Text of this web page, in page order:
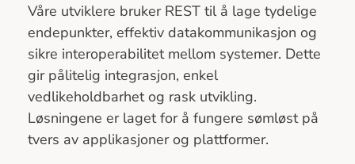
Våre utviklere bruker REST til å lage tydelige
endepunkter, effektiv datakommunikasjon og
sikre interoperabilitet mellom systemer. Dette
gir pålitelig integrasjon, enkel
vedlikeholdbarhet og rask utvikling.
Løsningene er laget for å fungere sømløst på
tvers av applikasjoner og plattformer.